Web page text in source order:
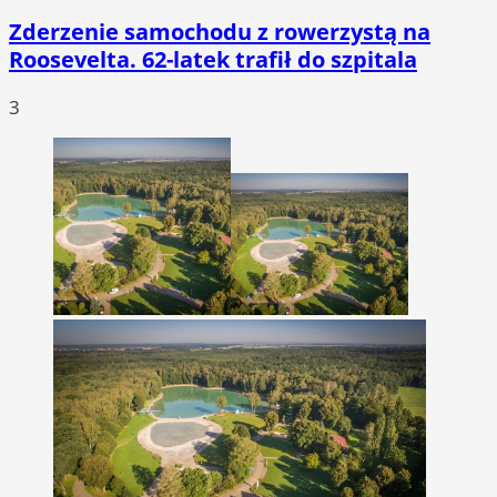
Zderzenie samochodu z rowerzystą na
Roosevelta. 62-latek trafił do szpitala
3